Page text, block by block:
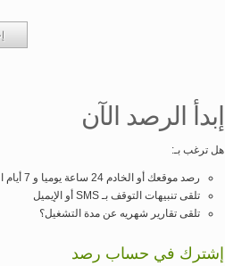
إبدأ الرصد الآن
هل ترغب بـ:
رصد موقعك أو الخادم 24 ساعة يوميا و 7 أيام الأسبوع و 365 يوم في السنة
تلقى تنبيهات التوقف بـ SMS أو الإيميل
تلقى تقارير شهريه عن مدة التشغيل؟
إشترك في حساب رصد